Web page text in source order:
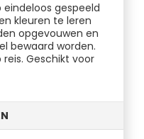
gespeeld
kleuren te leren
opgevouwen en
bewaard worden.
Geschikt voor